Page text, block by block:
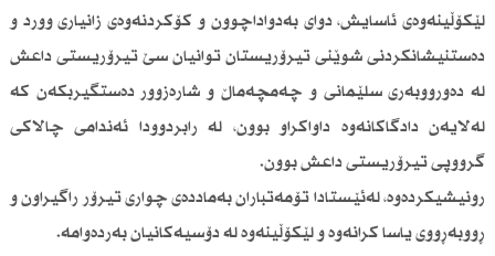
لێكۆڵینەوەی ئاسایش، دوای بەدواداچوون و كۆكردنەوەی زانیاری وورد و
دەستنیشانكردنی شوێنی تیرۆریستان توانیان سێ تیرۆریستی داعش
لە دەورووبەری سلێمانی و چەمچەماڵ و شارەزوور دەستگیربكەن كە
لەلایەن دادگاكانەوە داواكراو بوون، لە رابردوودا ئەندامی چالاكی
گرووپی تیرۆریستی داعش بوون.
رونیشیكردەوە، لەئێستادا تۆمەتباران بەماددەی چواری تیرۆر راگیراون و
ڕووبەڕووی یاسا كرانەوە و لێكۆڵینەوە لە دۆسیەكانیان بەردەوامە.